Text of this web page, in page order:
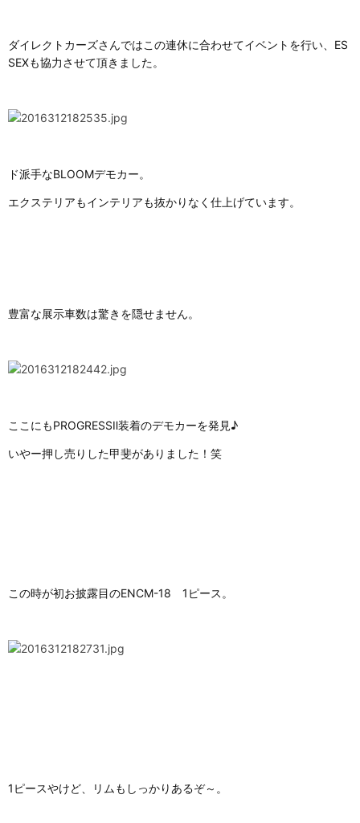
ダイレクトカーズさんではこの連休に合わせてイベントを行い、ES
SEXも協力させて頂きました。
ド派手なBLOOMデモカー。
エクステリアもインテリアも抜かりなく仕上げています。
豊富な展示車数は驚きを隠せません。
ここにもPROGRESSⅡ装着のデモカーを発見♪
いやー押し売りした甲斐がありました！笑
この時が初お披露目のENCM-18 1ピース。
1ピースやけど、リムもしっかりあるぞ～。